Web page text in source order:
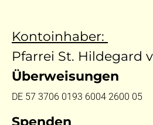
Kontoinhaber:
Pfarrei St. Hildegard
Überweisungen
DE 57 3706 0193 6004 2600 05
Spenden